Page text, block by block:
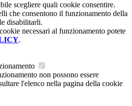
scegliere quali cookie consentire.
che consentono il funzionamento della
disabilitarli.
necessari al funzionamento potete
.
non possono essere
l'elenco nella pagina della cookie